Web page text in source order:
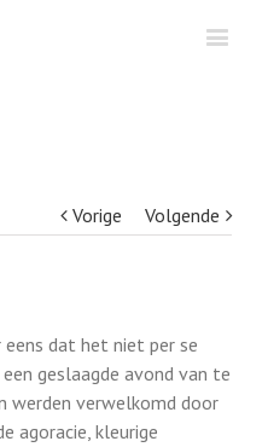
Vorige Volgende
dat het niet per se
geslaagde avond van te
werden verwelkomd door
agoracie, kleurige